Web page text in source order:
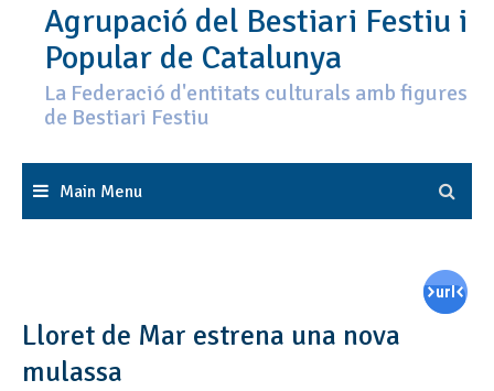
Agrupació del Bestiari Festiu i
Popular de Catalunya
La Federació d'entitats culturals amb figures
de Bestiari Festiu
Main Menu
Lloret de Mar estrena una nova
mulassa